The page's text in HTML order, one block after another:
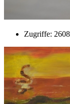
Zugriffe: 2608